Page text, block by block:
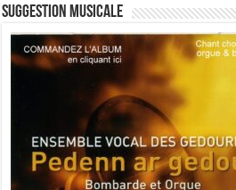
Suggestion musicale